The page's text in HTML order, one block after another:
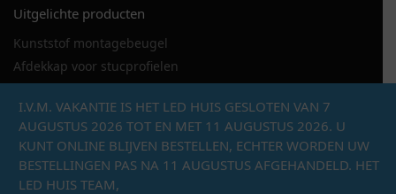
Uitgelichte producten
Kunststof montagebeugel
Afdekkap voor stucprofielen
LED stucprofiel DSL
Metalen montagebeugel hoekprofiel
Eindkap met draaddoorvoer
LED Line 150 hoekprofiel
I.V.M. VAKANTIE IS HET LED HUIS GESLOTEN VAN 7
AUGUSTUS 2026 TOT EN MET 11 AUGUSTUS 2026. U
KUNT ONLINE BLIJVEN BESTELLEN, ECHTER WORDEN UW
BESTELLINGEN PAS NA 11 AUGUSTUS AFGEHANDELD. HET
LED HUIS TEAM,